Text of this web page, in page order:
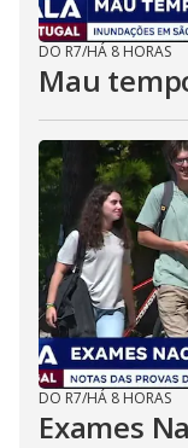
DO R7/HÁ 8 HORAS
Mau
DO R7/HÁ 8 HORAS
Exames